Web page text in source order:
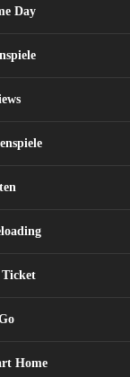
Day
Home